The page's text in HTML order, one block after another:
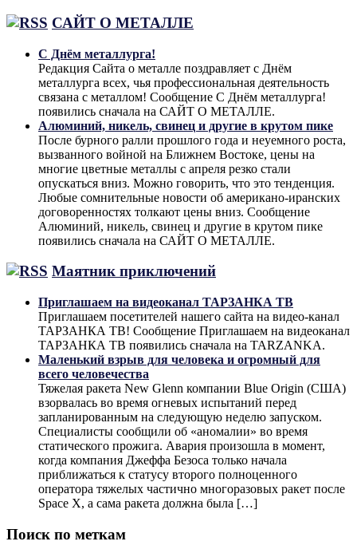
САЙТ О МЕТАЛЛЕ
С Днём металлурга!
Редакция Сайта о металле поздравляет с Днём
металлурга всех, чья профессиональная деятельность
связана с металлом! Сообщение С Днём металлурга!
появились сначала на САЙТ О МЕТАЛЛЕ.
Алюминий, никель, свинец и другие в крутом пике
После бурного ралли прошлого года и неуемного роста,
вызванного войной на Ближнем Востоке, цены на
многие цветные металлы с апреля резко стали
опускаться вниз. Можно говорить, что это тенденция.
Любые сомнительные новости об американо-иранских
договоренностях толкают цены вниз. Сообщение
Алюминий, никель, свинец и другие в крутом пике
появились сначала на САЙТ О МЕТАЛЛЕ.
Маятник приключений
Приглашаем на видеоканал ТАРЗАНКА ТВ
Приглашаем посетителей нашего сайта на видео-канал
ТАРЗАНКА ТВ! Сообщение Приглашаем на видеоканал
ТАРЗАНКА ТВ появились сначала на TARZANKA.
Маленький взрыв для человека и огромный для
всего человечества
Тяжелая ракета New Glenn компании Blue Origin (США)
взорвалась во время огневых испытаний перед
запланированным на следующую неделю запуском.
Специалисты сообщили об «аномалии» во время
статического прожига. Авария произошла в момент,
когда компания Джеффа Безоса только начала
приближаться к статусу второго полноценного
оператора тяжелых частично многоразовых ракет после
Space X, а сама ракета должна была […]
Поиск по меткам